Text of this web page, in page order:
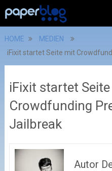
HOME
MEDIEN
iFixit startet Seite mit
iFixit startet
Crowdfunding
Jailbreak
Autor